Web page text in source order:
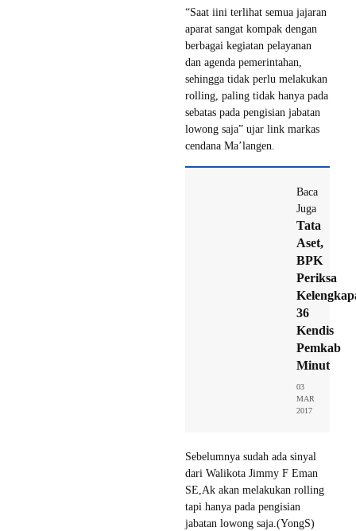
“Saat iini terlihat semua jajaran
aparat sangat kompak dengan
berbagai kegiatan pelayanan
dan agenda pemerintahan,
sehingga tidak perlu melakukan
rolling, paling tidak hanya pada
sebatas pada pengisian jabatan
lowong saja” ujar link markas
cendana Ma’langen.
Baca
Juga
Tata
Aset,
BPK
Periksa
36
Kendis
Pemkab
Minut
03
MAR
2017
Sebelumnya sudah ada sinyal
dari Walikota Jimmy F Eman
SE,Ak akan melakukan rolling
tapi hanya pada pengisian
jabatan lowong saja.(YongS)